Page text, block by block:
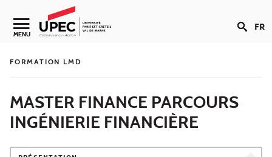
Aller au contenu
Navigation secondaire
MENU FR
FORMATION LMD
MASTER FINANCE PARCOURS
INGÉNIERIE FINANCIÈRE